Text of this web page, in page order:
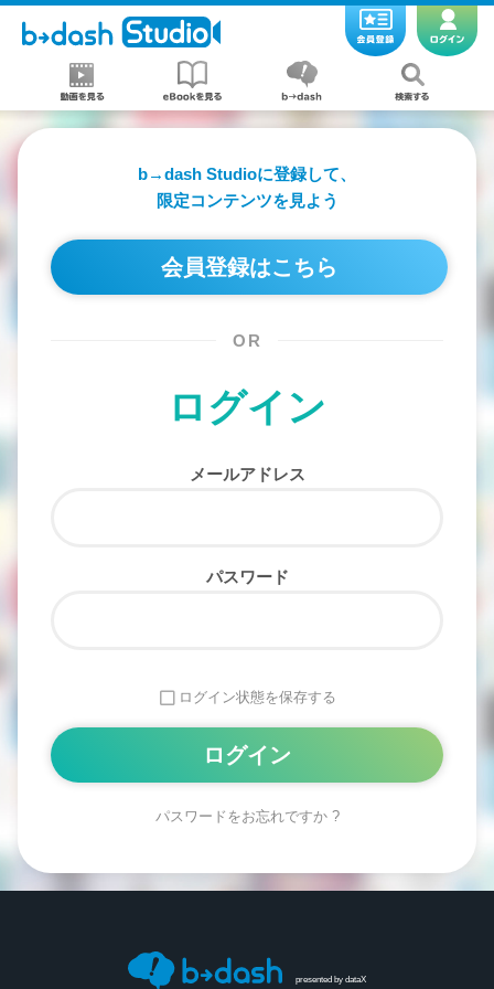
b→dash Studioに登録して、
限定コンテンツを見よう
会員登録はこちら
OR
ログイン
メールアドレス
パスワード
ログイン状態を保存する
パスワードをお忘れですか ?
presented by dataX